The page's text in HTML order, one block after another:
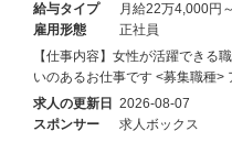
給与タイプ
月給22万4,000円
雇用形態
正社員
【仕事内容】女性が活躍できる
いのあるお仕事です <募集職種>
求人の更新日 2026-08-07
スポンサー
求人ボックス